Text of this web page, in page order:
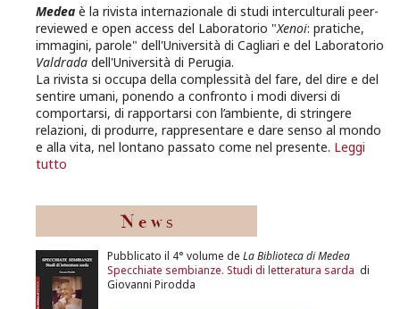
Medea è la rivista internazionale di studi interculturali peer-
reviewed e open access del Laboratorio "Xenoi: pratiche,
immagini, parole" dell'Università di Cagliari e del Laboratorio
Valdrada dell'Università di Perugia.
La rivista si occupa della complessità del fare, del dire e del
sentire umani, ponendo a confronto i modi diversi di
comportarsi, di rapportarsi con l’ambiente, di stringere
relazioni, di produrre, rappresentare e dare senso al mondo
e alla vita, nel lontano passato come nel presente. Leggi
tutto
Pubblicato il 4° volume de La Biblioteca di Medea
Specchiate sembianze. Studi di letteratura sarda di
Giovanni Pirodda